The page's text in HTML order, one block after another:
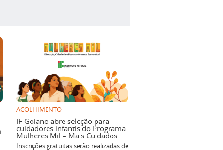
ACOLHIMENTO
IF Goiano abre seleção para
cuidadores infantis do Programa
Mulheres Mil – Mais Cuidados
Inscrições gratuitas serão realizadas de
7 a 20 de agosto. Instituto oferece
vagas imediatas e cadastro reserva